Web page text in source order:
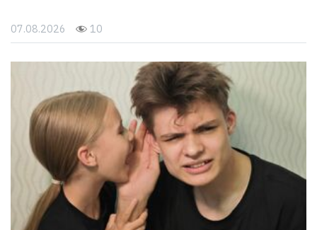
07.08.2026 10